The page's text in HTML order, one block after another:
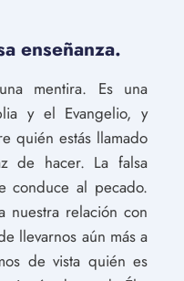
enseñanza.
mentira. Es una
y el Evangelio, y
quién estás llamado
de hacer. La falsa
conduce al pecado.
nuestra relación con
llevarnos aún más a
de vista quién es